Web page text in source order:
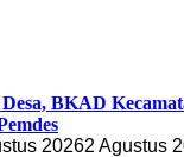
BKAD
20262 Agustus